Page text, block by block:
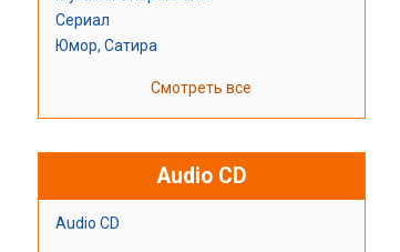
Сериал
Юмор, Сатира
Смотреть все
Audio CD
Audio CD